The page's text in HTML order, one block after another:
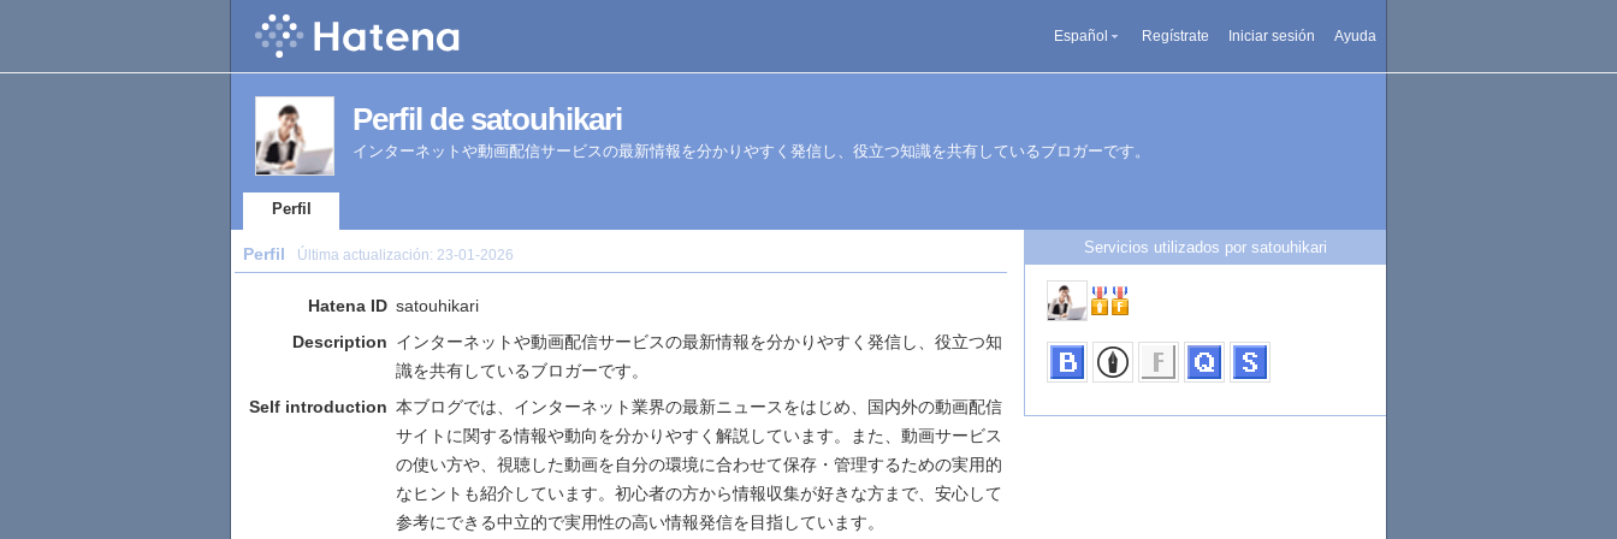
Español Regístrate Iniciar sesión Ayuda
Perfil de satouhikari
インターネットや動画配信サービスの最新情報を分かりやすく発信し、役立つ知識を共有しているブロガーです。
Perfil
Perfil Última actualización: 23-01-2026
Hatena ID satouhikari
Description インターネットや動画配信サービスの最新情報を分かりやすく発信し、役立つ知
識を共有しているブロガーです。
Self introduction 本ブログでは、インターネット業界の最新ニュースをはじめ、国内外の動画配信
サイトに関する情報や動向を分かりやすく解説しています。また、動画サービス
の使い方や、視聴した動画を自分の環境に合わせて保存・管理するための実用的
なヒントも紹介しています。初心者の方から情報収集が好きな方まで、安心して
参考にできる中立的で実用性の高い情報発信を目指しています。
Servicios utilizados por satouhikari